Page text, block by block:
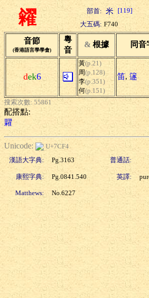
糴 部首: [119]
大五碼: F740
音節
(香港語言學學會)
粵
音
& 根據 同音
dek6
黃(p.21)
周(p.128)
李(p.351)
何(p.151)
笛, 篴
搜索次數: 55861
配搭點:
糶
Unicode:
U+7CF4
漢語大字典:
Pg.3163 普通話:
康熙字典: Pg.0841.540 英譯:
Matthews: No.6227